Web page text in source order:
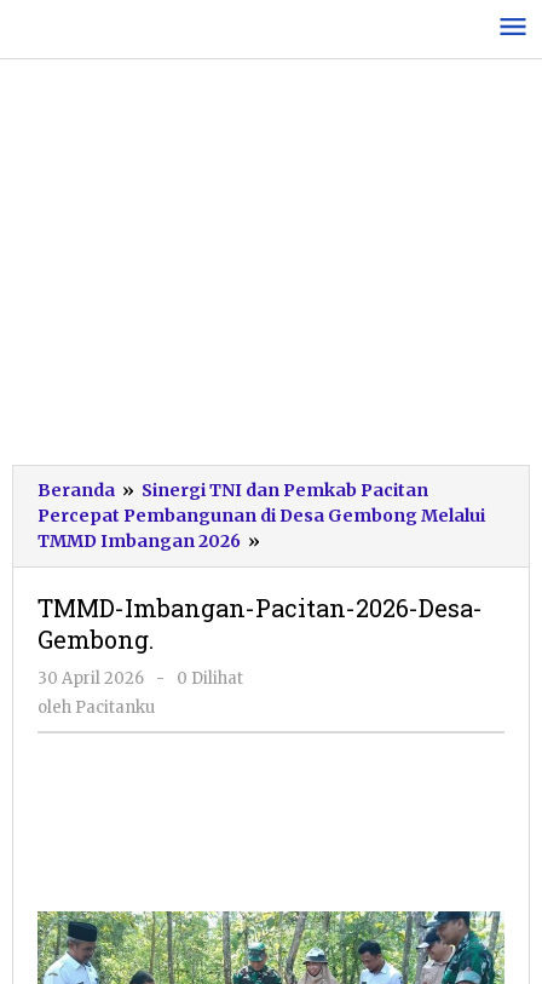
konten
Beranda » Sinergi TNI dan Pemkab Pacitan
Percepat Pembangunan di Desa Gembong Melalui
TMMD Imbangan 2026 »
Imbangan-
2026-
TMMD-Imbangan-Pacitan-2026-Desa-
Gembong.
30 April 2026
oleh
-
0 Dilihat
oleh Pacitanku